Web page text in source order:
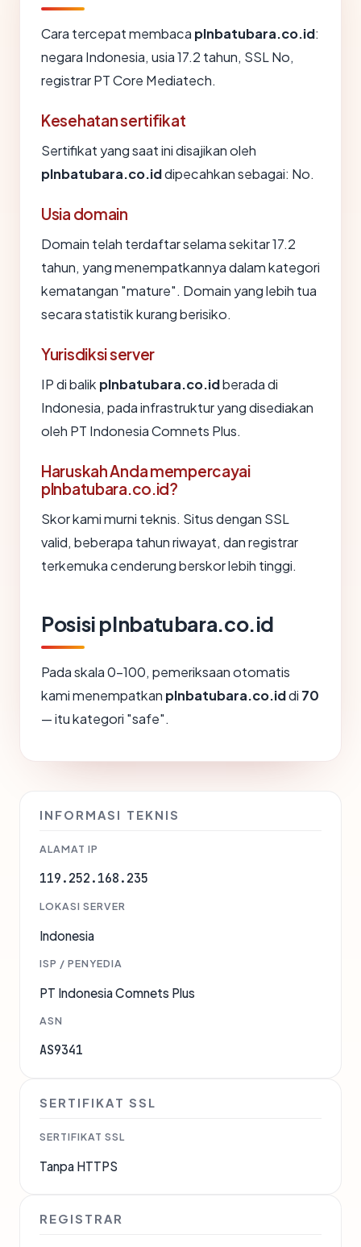
Cara tercepat membaca plnbatubara.co.id:
negara Indonesia, usia 17.2 tahun, SSL No,
registrar PT Core Mediatech.
Kesehatan sertifikat
Sertifikat yang saat ini disajikan oleh
plnbatubara.co.iddipecahkan sebagai: No.
Usia domain
Domain telah terdaftar selama sekitar 17.2
tahun, yang menempatkannya dalam kategori
kematangan "mature". Domain yang lebih tua
secara statistik kurang berisiko.
Yurisdiksi server
IP di balik plnbatubara.co.idberada di
Indonesia, pada infrastruktur yang disediakan
oleh PT Indonesia Comnets Plus.
Haruskah Anda mempercayai
plnbatubara.co.id?
Skor kami murni teknis. Situs dengan SSL
valid, beberapa tahun riwayat, dan registrar
terkemuka cenderung berskor lebih tinggi.
Posisi plnbatubara.co.id
Pada skala 0-100, pemeriksaan otomatis
kami menempatkan plnbatubara.co.iddi 70
— itu kategori "safe".
INFORMASI TEKNIS
ALAMAT IP
119.252.168.235
LOKASI SERVER
Indonesia
ISP / PENYEDIA
PT Indonesia Comnets Plus
ASN
AS9341
SERTIFIKAT SSL
SERTIFIKAT SSL
Tanpa HTTPS
REGISTRAR